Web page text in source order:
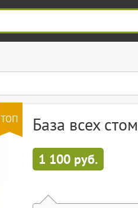
ТОП База всех
1 100 руб.